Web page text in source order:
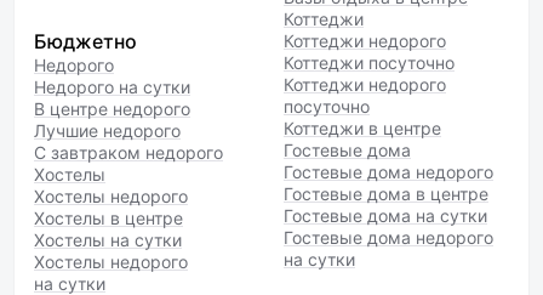
Бюджетно
Недорого
Недорого на сутки
В центре недорого
Лучшие недорого
С завтраком недорого
Хостелы
Хостелы недорого
Хостелы в центре
Хостелы на сутки
Хостелы недорого
на сутки
Коттеджи
Коттеджи недорого
Коттеджи посуточно
Коттеджи недорого
посуточно
Коттеджи в центре
Гостевые дома
Гостевые дома недорого
Гостевые дома в центре
Гостевые дома на сутки
Гостевые дома недорого
на сутки